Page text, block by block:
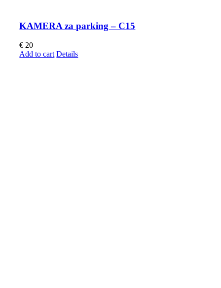
KAMERA za parking – C15
€ 20
Add to cart Details